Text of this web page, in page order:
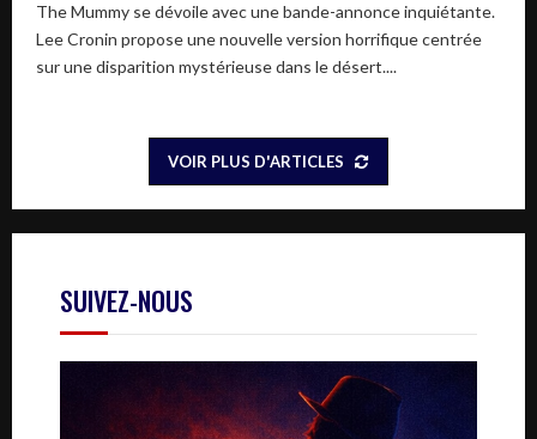
The Mummy se dévoile avec une bande-annonce inquiétante.
Lee Cronin propose une nouvelle version horrifique centrée
sur une disparition mystérieuse dans le désert....
VOIR PLUS D'ARTICLES
SUIVEZ-NOUS